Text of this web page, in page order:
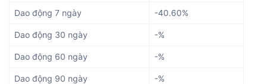
Dao động 7 ngày -40.60%
Dao động 30 ngày -%
Dao động 60 ngày -%
Dao động 90 ngày -%